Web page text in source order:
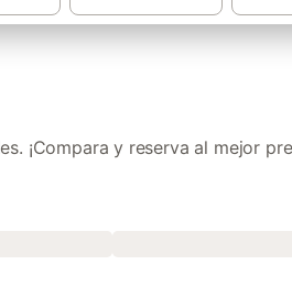
¡Compara y reserva al mejor